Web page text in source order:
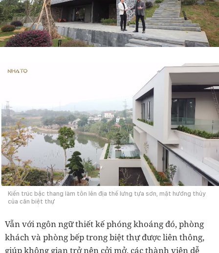
Kiến trúc bậc thang làm tôn lên địa thế lưng tựa sơn, mặt hướng thủy
của căn biệt thự
Vẫn với ngôn ngữ thiết kế phóng khoáng đó, phòng
khách và phòng bếp trong biệt thự được liên thông,
giúp không gian trở nên cởi mở, các thành viên dễ